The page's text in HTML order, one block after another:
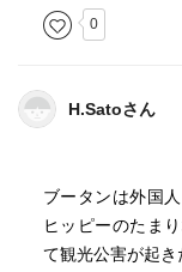
他に面白いのは、
輸出品目を検討し
ある官僚から
という提案があ
言葉尻だけから
こういう発想が出
0
H.Satoさん
ブータンは外国
ヒッピーのたま
て観光公害が起き